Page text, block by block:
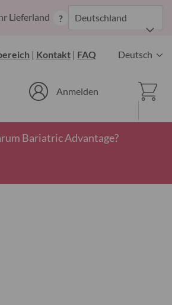
Lieferland ? Deutschland
| Kontakt | FAQ Sprache
Deutsch
Anmelden
Bariatric Advantage?